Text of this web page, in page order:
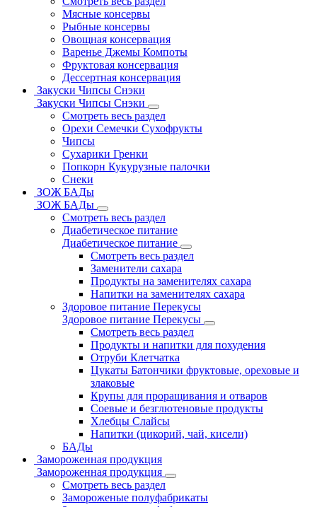
Мясные консервы
Рыбные консервы
Овощная консервация
Варенье Джемы Компоты
Фруктовая консервация
Дессертная консервация
Закуски Чипсы Снэки
Закуски Чипсы Снэки
Смотреть весь раздел
Орехи Семечки Сухофрукты
Чипсы
Сухарики Гренки
Попкорн Кукурузные палочки
Снеки
ЗОЖ БАДы
ЗОЖ БАДы
Смотреть весь раздел
Диабетическое питание
Диабетическое питание
Смотреть весь раздел
Заменители сахара
Продукты на заменителях сахара
Напитки на заменителях сахара
Здоровое питание Перекусы
Здоровое питание Перекусы
Смотреть весь раздел
Продукты и напитки для похудения
Отруби Клетчатка
Цукаты Батончики фруктовые, ореховые и
злаковые
Крупы для проращивания и отваров
Соевые и безглютеновые продукты
Хлебцы Слайсы
Напитки (цикорий, чай, кисели)
БАДы
Замороженная продукция
Замороженная продукция
Смотреть весь раздел
Замороженые полуфабрикаты